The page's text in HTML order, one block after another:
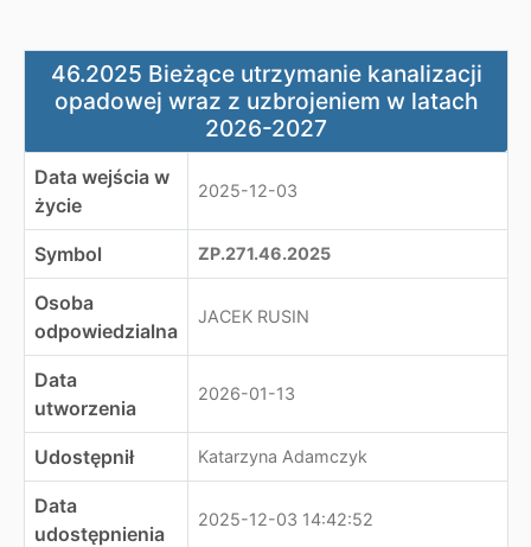
46.2025 Bieżące utrzymanie kanalizacji opadowej
46.2025 Bieżące utrzymanie kanalizacji
opadowej wraz z uzbrojeniem w latach
2026-2027
Data wejścia w
życie
2025-12-03
Symbol ZP.271.46.2025
Osoba
odpowiedzialna
JACEK RUSIN
Data
utworzenia
2026-01-13
Udostępnił Katarzyna Adamczyk
Data
udostępnienia
2025-12-03 14:42:52